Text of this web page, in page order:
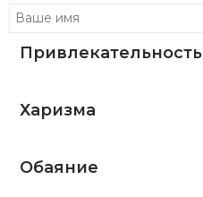
Привлекательность
Харизма
Обаяние